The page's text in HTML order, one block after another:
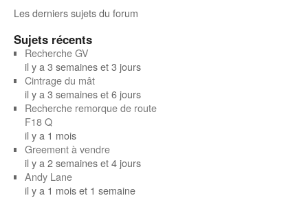
Les derniers sujets du forum
Sujets récents
Recherche GV
il y a 3 semaines et 3 jours
Cintrage du mât
il y a 3 semaines et 6 jours
Recherche remorque de route
F18 Q
il y a 1 mois
Greement à vendre
il y a 2 semaines et 4 jours
Andy Lane
il y a 1 mois et 1 semaine